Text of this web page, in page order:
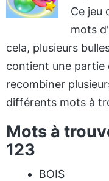
Ce jeu
mots
cela, plusieurs
contient une partie
recombiner
différents mots à
Mots à
123
BOIS